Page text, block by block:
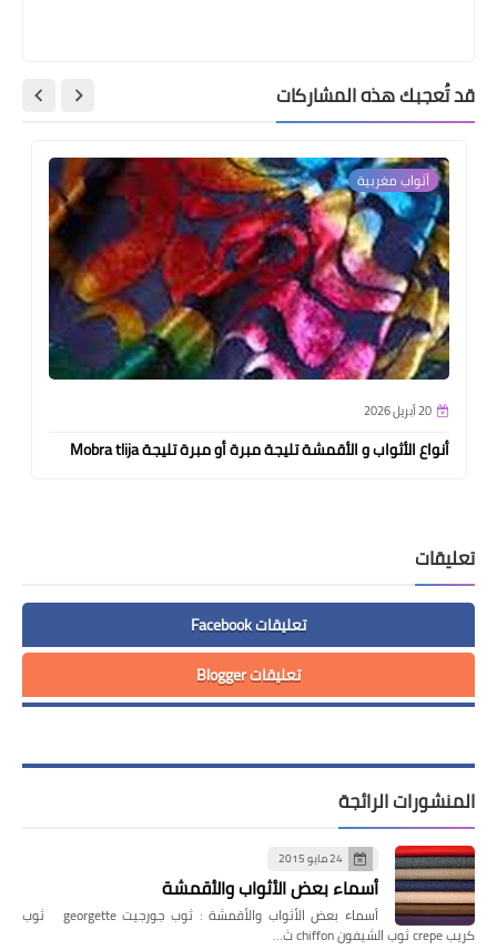
قد تُعجبك هذه المشاركات
أثواب مغربية
20 أبريل 2026
أنواع الأثواب و الأقمشة تليجة مبرة أو مبرة تليجة Mobra tlija
تعليقات
تعليقات Facebook
تعليقات Blogger
المنشورات الرائجة
24 مايو 2015
أسماء بعض الأثواب والأقمشة
أسماء بعض الأثواب والأقمشة : ثوب جورجيت georgette ثوب
كريب crepe ثوب الشيفون chiffon ث…